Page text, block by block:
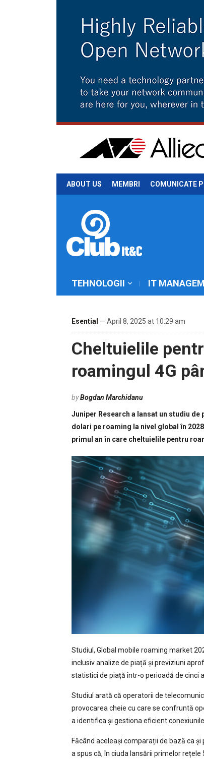
ABOUT US MEMBRI COMUNICATE
TEHNOLOGII IT
Esential — April 8, 2025 at 10:29 am
Cheltuielile
roamingul 4G
byBogdan Marchidanu
Juniper Research a lansat un studiu
dolari pe roaming la nivel global în
primul an în care cheltuielile pentru
Studiul, Global mobile roaming market
inclusiv analize de piață și previziuni
statistici de piață într-o perioadă de cinci
Studiul arată că operatorii de
provocarea cheie cu care se confruntă
a identifica și gestiona eficient
Făcând aceleași comparații de bază ca
a spus că, în ciuda lansării primelor